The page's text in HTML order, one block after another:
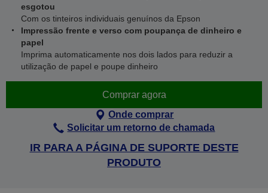
esgotou
Com os tinteiros individuais genuínos da Epson
Impressão frente e verso com poupança de dinheiro e
papel
Imprima automaticamente nos dois lados para reduzir a
utilização de papel e poupe dinheiro
Comprar agora
Onde comprar
Solicitar um retorno de chamada
IR PARA A PÁGINA DE SUPORTE DESTE
PRODUTO